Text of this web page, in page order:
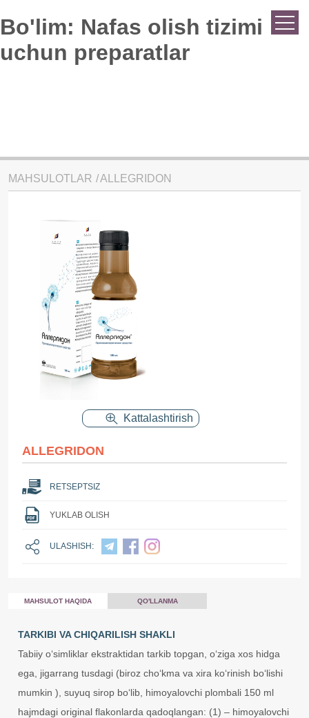
Bo'lim: Nafas olish tizimi
uchun preparatlar
MAHSULOTLAR ALLEGRIDON
Kattalashtirish
ALLEGRIDON
RETSEPTSIZ
YUKLAB OLISH
ULASHISH:
MAHSULOT HAQIDA QO'LLANMA
TARKIBI VA CHIQARILISH SHAKLI
Tabiiy o‘simliklar ekstraktidan tarkib topgan, o‘ziga xos hidga
ega, jigarrang tusdagi (biroz cho‘kma va xira ko‘rinish bo‘lishi
mumkin ), suyuq sirop bo‘lib, himoyalovchi plombali 150 ml
hajmdagi original flakonlarda qadoqlangan: (1) – himoyalovchi